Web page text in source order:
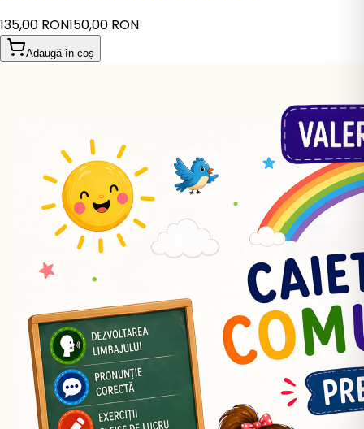
135,00 RON150,00 RON
Adaugă în coș